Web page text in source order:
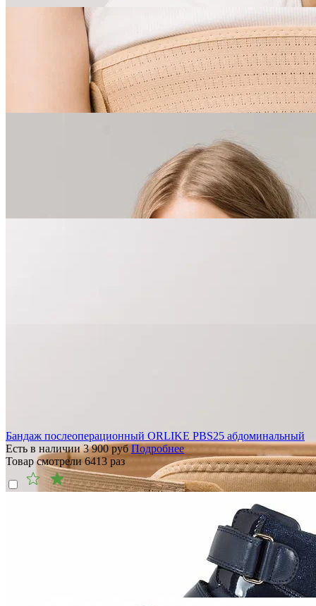
Бандаж послеоперационный ORLIKE PBS25 абдоминальный
Есть в наличии 3 900руб Подробнее
Товар смотрели 6413 раз